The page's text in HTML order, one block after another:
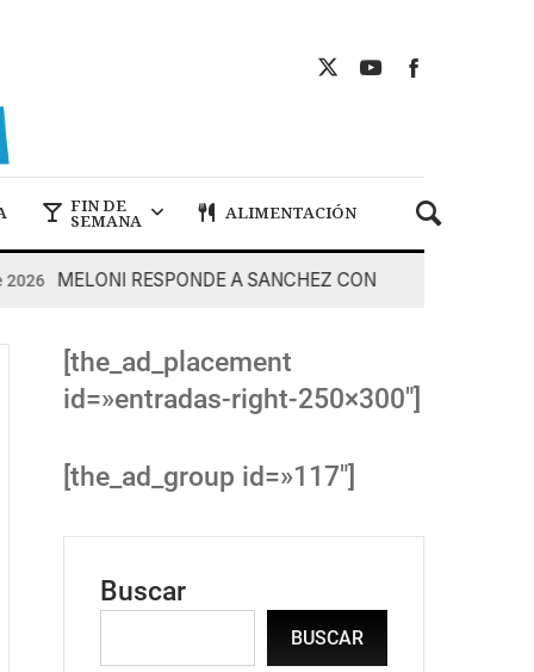
FIN DE
SEMANA ALIMENTACIÓN
MELONI RESPONDE A SANCHEZ CON DUREZA
[the_ad_placement
id=»entradas-right-250×300″]
[the_ad_group id=»117″]
Buscar
BUSCAR